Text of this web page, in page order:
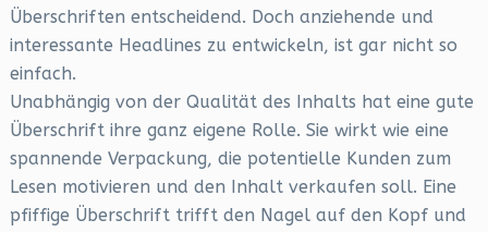
Überschriften entscheidend. Doch anziehende und
interessante Headlines zu entwickeln, ist gar nicht so
einfach.
Unabhängig von der Qualität des Inhalts hat eine gute
Überschrift ihre ganz eigene Rolle. Sie wirkt wie eine
spannende Verpackung, die potentielle Kunden zum
Lesen motivieren und den Inhalt verkaufen soll. Eine
pfiffige Überschrift trifft den Nagel auf den Kopf und